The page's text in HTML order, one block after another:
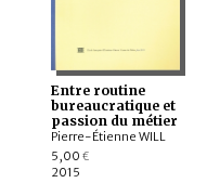
Entre routine
bureaucratique et
passion du métier
Pierre-Étienne WILL
5,00 €
2015